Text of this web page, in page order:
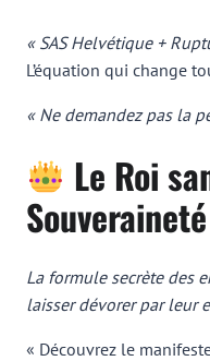
« SAS Helvétique +
L’équation qui change
« Ne demandez pas la
Le Roi
La formule secrète des
laisser dévorer par leur
« Découvrez le